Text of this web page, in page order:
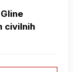
civilnih